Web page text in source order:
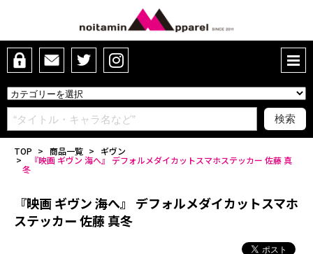
TOP > 商品一覧 > ギヴン
> 『映画 ギヴン 海へ』 デフォルメダイカットスマホステッカー 佐藤 真
冬
『映画 ギヴン 海へ』 デフォルメダイカットスマホ
ステッカー 佐藤 真冬